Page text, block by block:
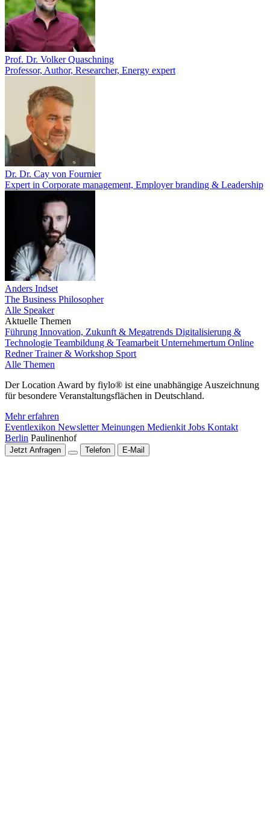
Prof. Dr. Volker Quaschning
Professor, Author, Researcher, Energy expert
Dr. Dr. Cay von Fournier
Expert in Corporate management, Employer branding & Leadership
Anders Indset
The Business Philosopher
Alle Speaker
Aktuelle Themen
Führung Innovation, Zukunft & Megatrends Digitalisierung &
Technologie Teambildung & Teamarbeit Unternehmertum Online
RednerTrainer & Workshop Sport
Alle Themen
Der Location Award by fiylo® ist eine unabhängige Auszeichnung
für besondere Veranstaltungsflächen in Deutschland.
Mehr erfahren
Eventlexikon NewsletterMeinungen Medienkit Jobs Kontakt
Berlin Paulinenhof
Jetzt Anfragen Telefon E-Mail